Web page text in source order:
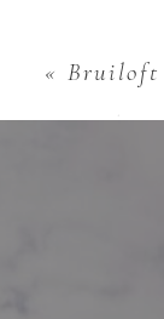
« Bruiloft